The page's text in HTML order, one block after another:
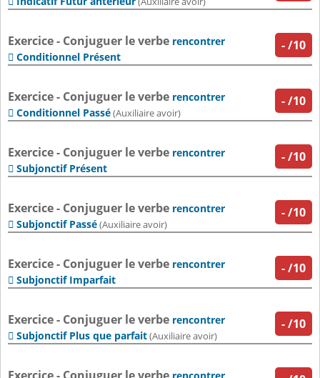
-/10
Exercice - Conjuguer le verbe rencontrer
 Conditionnel Présent
-/10
Exercice - Conjuguer le verbe rencontrer
 Conditionnel Passé(Auxiliaire avoir)
-/10
Exercice - Conjuguer le verbe rencontrer
 Subjonctif Présent
-/10
Exercice - Conjuguer le verbe rencontrer
 Subjonctif Passé(Auxiliaire avoir)
-/10
Exercice - Conjuguer le verbe rencontrer
 Subjonctif Imparfait
-/10
Exercice - Conjuguer le verbe rencontrer
 Subjonctif Plus que parfait(Auxiliaire avoir)